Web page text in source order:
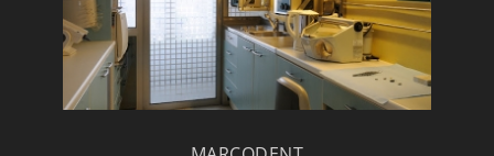
Gingivitis/a>
Glositis
Guía básica sobre la colocación de un implante